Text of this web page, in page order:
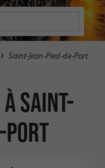
Saint-Jean-Pied-de-Port
Saint-
Port